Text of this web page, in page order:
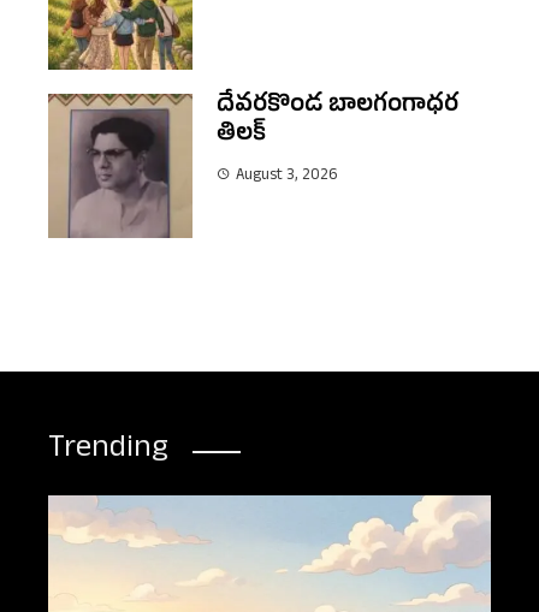
దేవరకొండ బాలగంగాధర
తిలక్
August 3, 2026
Trending